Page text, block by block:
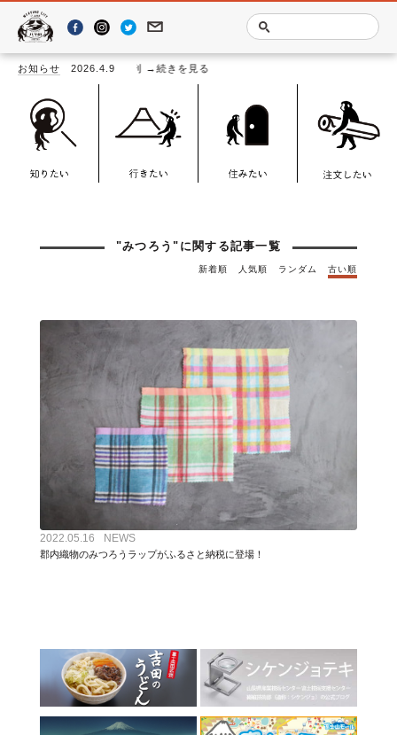
お知らせ 2026.4.9
BOOK－」発刊 →続きを見る
る記事一覧
"みつろう"に関する記事一覧
新着順 人気順 ランダム 古い順
2022.05.16 NEWS
郡内織物のみつろうラップがふるさと納税に登場！